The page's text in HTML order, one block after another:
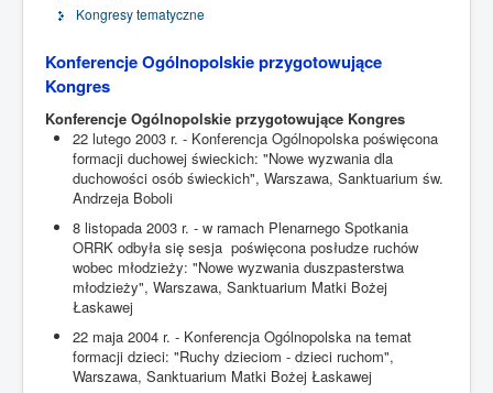
Kongresy tematyczne
Konferencje Ogólnopolskie przygotowujące
Kongres
Konferencje Ogólnopolskie przygotowujące Kongres
22 lutego 2003 r. - Konferencja Ogólnopolska poświęcona
formacji duchowej świeckich: "Nowe wyzwania dla
duchowości osób świeckich", Warszawa, Sanktuarium św.
Andrzeja Boboli
8 listopada 2003 r. - w ramach Plenarnego Spotkania
ORRK odbyła się sesja poświęcona posłudze ruchów
wobec młodzieży: "Nowe wyzwania duszpasterstwa
młodzieży", Warszawa, Sanktuarium Matki Bożej
Łaskawej
22 maja 2004 r. - Konferencja Ogólnopolska na temat
formacji dzieci: "Ruchy dzieciom - dzieci ruchom",
Warszawa, Sanktuarium Matki Bożej Łaskawej